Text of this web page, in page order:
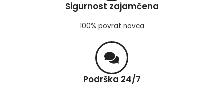
Sigurnost zajamčena
100% povrat novca
Podrška 24/7